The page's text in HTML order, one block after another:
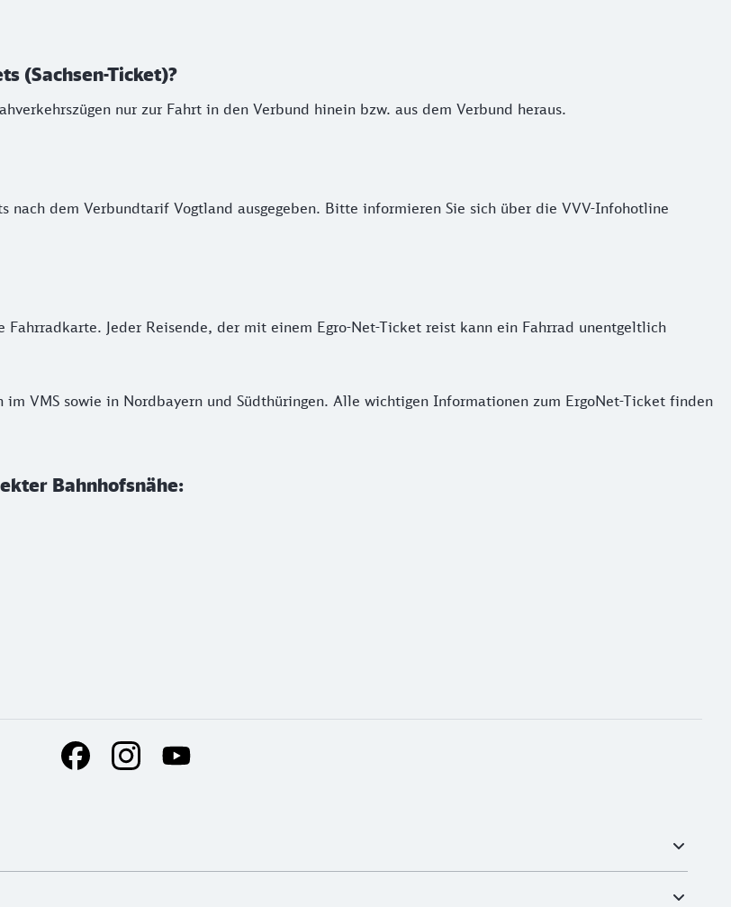
(Sachsen-Ticket)?
nur zur Fahrt in den Verbund hinein bzw. aus dem Verbund heraus.
nach dem Verbundtarif Vogtland ausgegeben. Bitte informieren Sie sich über die VVV-Infohotline
Jeder Reisende, der mit einem Egro-Net-Ticket reist kann ein Fahrrad unentgeltlich
VMS sowie in Nordbayern und Südthüringen. Alle wichtigen Informationen zum ErgoNet-Ticket finden
Bahnhofsnähe: